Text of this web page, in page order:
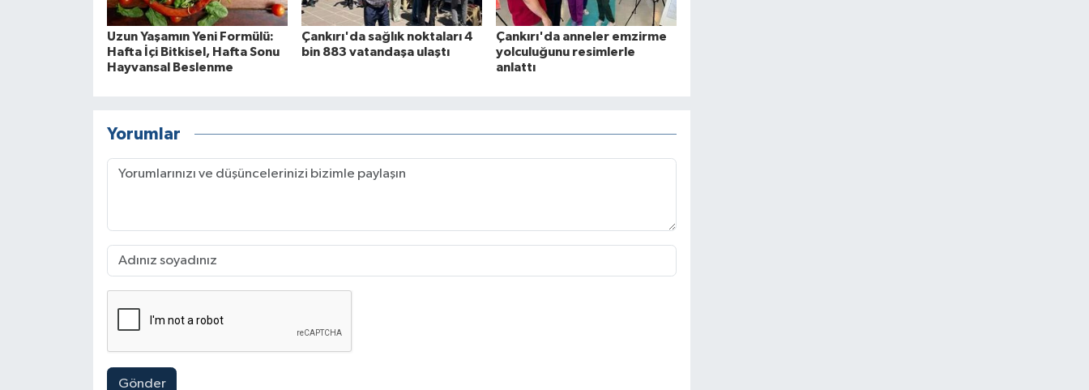
Uzun Yaşamın Yeni Formülü:
Hafta İçi Bitkisel, Hafta Sonu
Hayvansal Beslenme
Çankırı'da sağlık noktaları 4
bin 883 vatandaşa ulaştı
Çankırı'da anneler emzirme
yolculuğunu resimlerle
anlattı
Yorumlar
Gönder